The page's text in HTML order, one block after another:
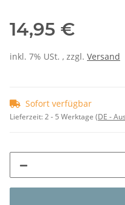
14,95 €
inkl. 7% USt. , zzgl. Versand
Sofort verfügbar
Lieferzeit:2 - 5 Werktage (DE -